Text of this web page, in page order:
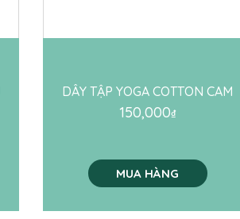
DÂY TẬP YOGA COTTON CAM
150,000₫
MUA HÀNG